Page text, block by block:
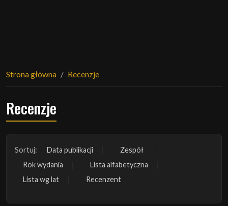
Strona główna Recenzje
Recenzje
Sortuj: Data publikacji
Zespół
Rok wydania
Lista alfabetyczna
Lista wg lat
Recenzent